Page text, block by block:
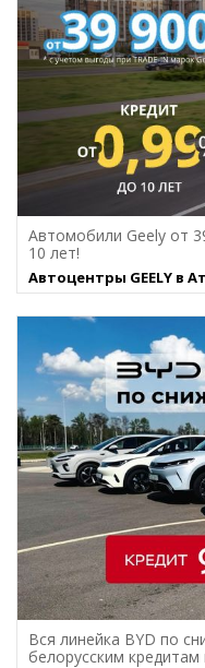
Автомобили Geely от
10 лет!
Автоцентры GEELY в
Вся линейка BYD по
белорусским